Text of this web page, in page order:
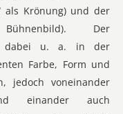
als Krönung) und der
Der
dabei u. a. in der
Farbe, Form und
jedoch voneinander
einander auch